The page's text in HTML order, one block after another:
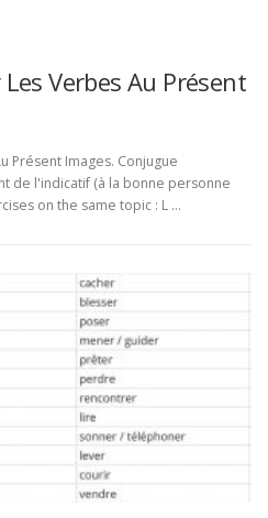
Verbes Au Présent
Présent Images. Conjugue
de l'indicatif (à la bonne personne
on the same topic : L …